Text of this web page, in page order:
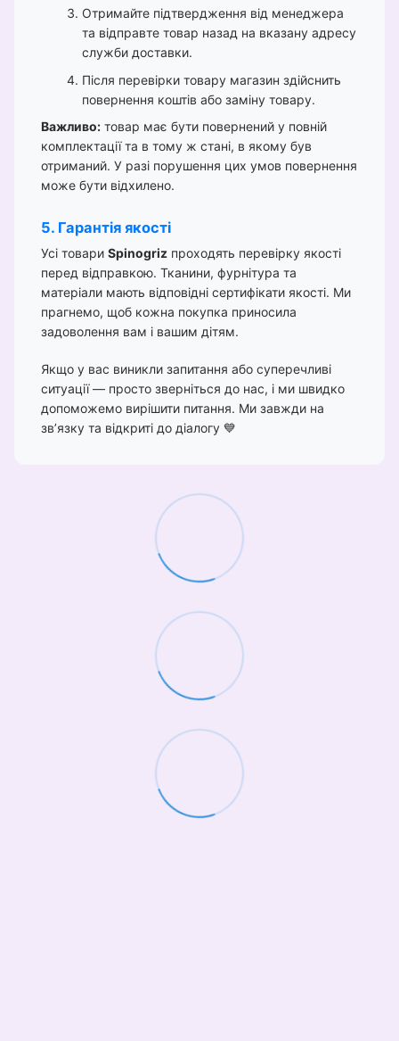
Отримайте підтвердження від менеджера
та відправте товар назад на вказану адресу
служби доставки.
Після перевірки товару магазин здійснить
повернення коштів або заміну товару.
Важливо: товар має бути повернений у повній
комплектації та в тому ж стані, в якому був
отриманий. У разі порушення цих умов повернення
може бути відхилено.
5. Гарантія якості
Усі товари Spinogriz проходять перевірку якості
перед відправкою. Тканини, фурнітура та
матеріали мають відповідні сертифікати якості. Ми
прагнемо, щоб кожна покупка приносила
задоволення вам і вашим дітям.
Якщо у вас виникли запитання або суперечливі
ситуації — просто зверніться до нас, і ми швидко
допоможемо вирішити питання. Ми завжди на
зв’язку та відкриті до діалогу 💙